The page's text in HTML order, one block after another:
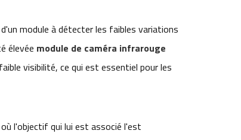
module à détecter les faibles variations
élevée module de caméra infrarouge
visibilité, ce qui est essentiel pour les
l'objectif qui lui est associé l'est